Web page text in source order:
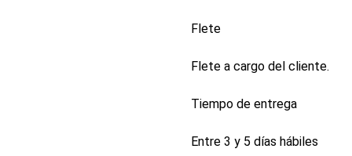
Flete
Flete a cargo del cliente.
Tiempo de entrega
Entre 3 y 5 días hábiles